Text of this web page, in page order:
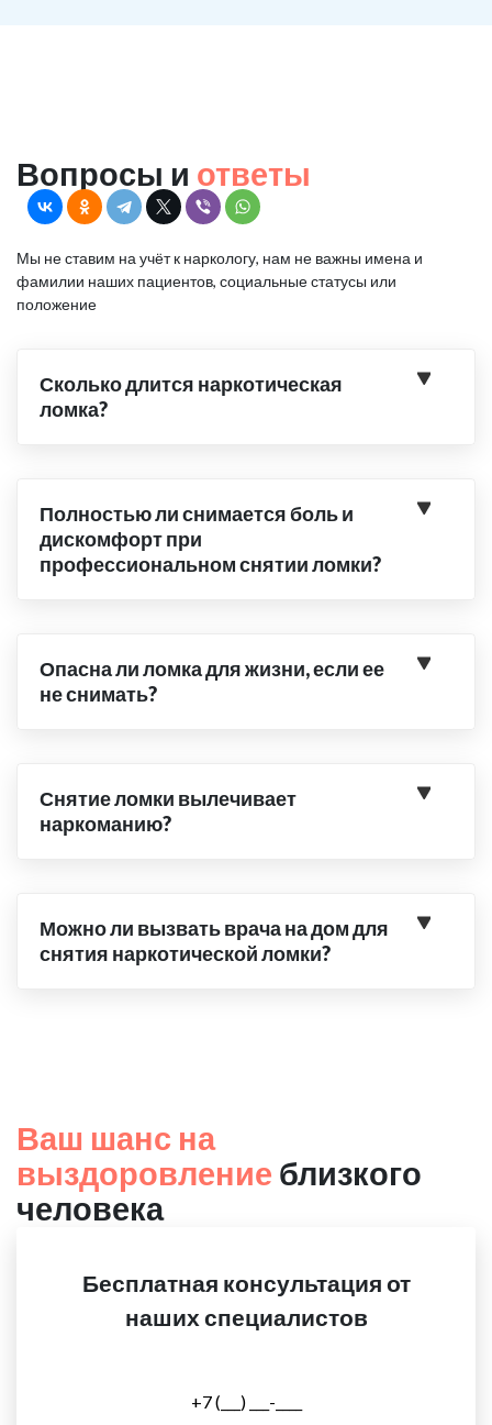
Вопросы и ответы
Мы не ставим на учёт к наркологу, нам не важны имена и
фамилии наших пациентов, социальные статусы или
положение
Сколько длится наркотическая
ломка?
Полностью ли снимается боль и
дискомфорт при
профессиональном снятии ломки?
Опасна ли ломка для жизни, если ее
не снимать?
Снятие ломки вылечивает
наркоманию?
Можно ли вызвать врача на дом для
снятия наркотической ломки?
Ваш шанс на
выздоровление близкого
человека
Бесплатная консультация от
наших специалистов